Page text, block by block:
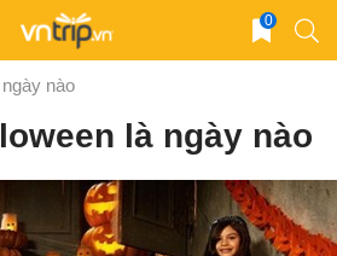
0
nào
là ngày nào